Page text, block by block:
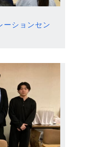
ーションセン